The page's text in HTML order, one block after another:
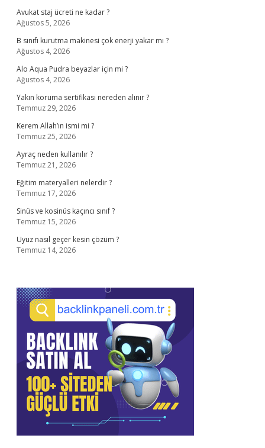
Avukat staj ücreti ne kadar ?
Ağustos 5, 2026
B sınıfı kurutma makinesi çok enerji yakar mı ?
Ağustos 4, 2026
Alo Aqua Pudra beyazlar için mi ?
Ağustos 4, 2026
Yakın koruma sertifikası nereden alınır ?
Temmuz 29, 2026
Kerem Allah’ın ismi mi ?
Temmuz 25, 2026
Ayraç neden kullanılır ?
Temmuz 21, 2026
Eğitim materyalleri nelerdir ?
Temmuz 17, 2026
Sinüs ve kosinüs kaçıncı sınıf ?
Temmuz 15, 2026
Uyuz nasıl geçer kesin çözüm ?
Temmuz 14, 2026